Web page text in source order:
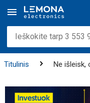
Titulinis Ne išleisk,